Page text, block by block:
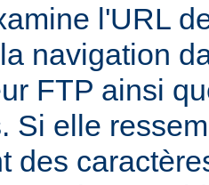
l'URL
navigation
FTP ainsi
Si elle
des